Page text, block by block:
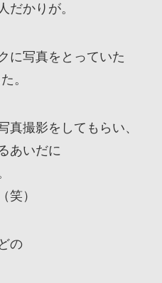
だかりが。
に写真をとっていた
。
真撮影をしてもらい、
あいだに
笑）
の